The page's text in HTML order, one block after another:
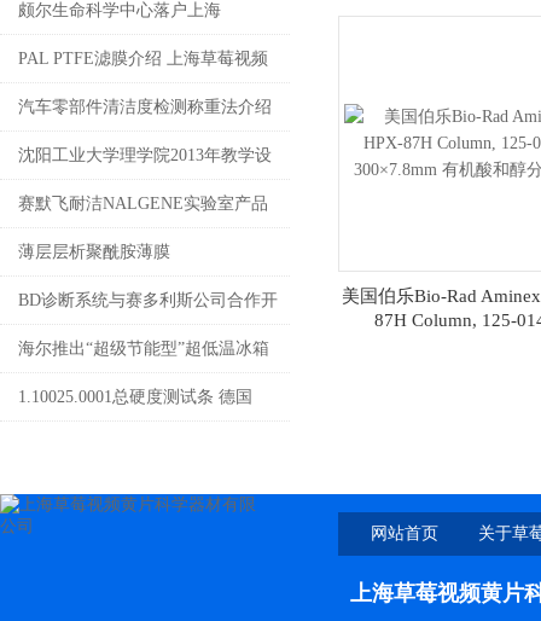
颇尔生命科学中心落户上海
PAL PTFE滤膜介绍 上海草莓视频
黄片代理
汽车零部件清洁度检测称重法介绍
沈阳工业大学理学院2013年教学设
备采购项目
赛默飞耐洁NALGENE实验室产品
代理 上海草莓视频黄片
4008087828
薄层层析聚酰胺薄膜
BD诊断系统与赛多利斯公司合作开
发即用型预填充培养基产品
海尔推出“超级节能型”超低温冰箱
728J
1.10025.0001总硬度测试条 德国
美国伯乐Bio-Rad
87H Column, 125-
网站首页 关于草
上海草莓视频黄片